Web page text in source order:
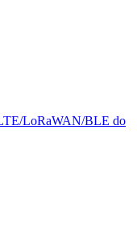
LoRaWAN/BLE do